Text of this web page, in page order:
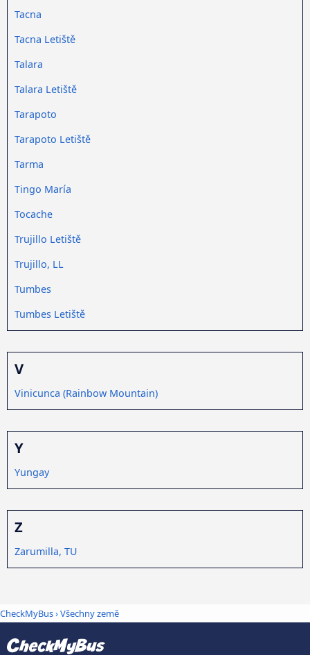
Tacna
Tacna Letiště
Talara
Talara Letiště
Tarapoto
Tarapoto Letiště
Tarma
Tingo María
Tocache
Trujillo Letiště
Trujillo, LL
Tumbes
Tumbes Letiště
V
Vinicunca (Rainbow Mountain)
Y
Yungay
Z
Zarumilla, TU
CheckMyBus›Všechny země